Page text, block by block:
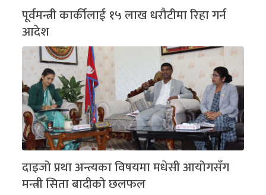
पूर्वमन्त्री कार्कीलाई १५ लाख धरौटीमा रिहा गर्न
आदेश
दाइजो प्रथा अन्त्यका विषयमा मधेसी आयोगसँग
मन्त्री सिता बादीको छलफल